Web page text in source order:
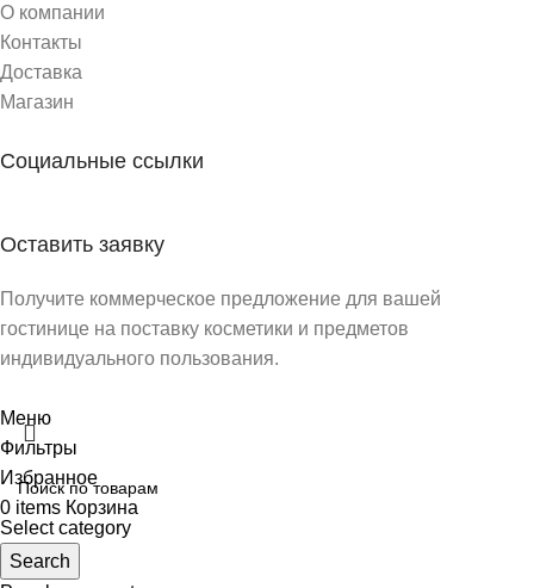
О компании
Контакты
Доставка
Магазин
Социальные ссылки
Оставить заявку
Получите коммерческое предложение для вашей
гостинице на поставку косметики и предметов
индивидуального пользования.
Select category
Search
Меню
Фильтры
Избранное
0 items Корзина